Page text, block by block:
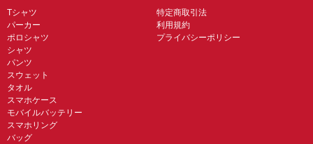
Tシャツ
パーカー
ポロシャツ
シャツ
パンツ
スウェット
タオル
スマホケース
モバイルバッテリー
スマホリング
バッグ
特定商取引法
利用規約
プライバシーポリシー